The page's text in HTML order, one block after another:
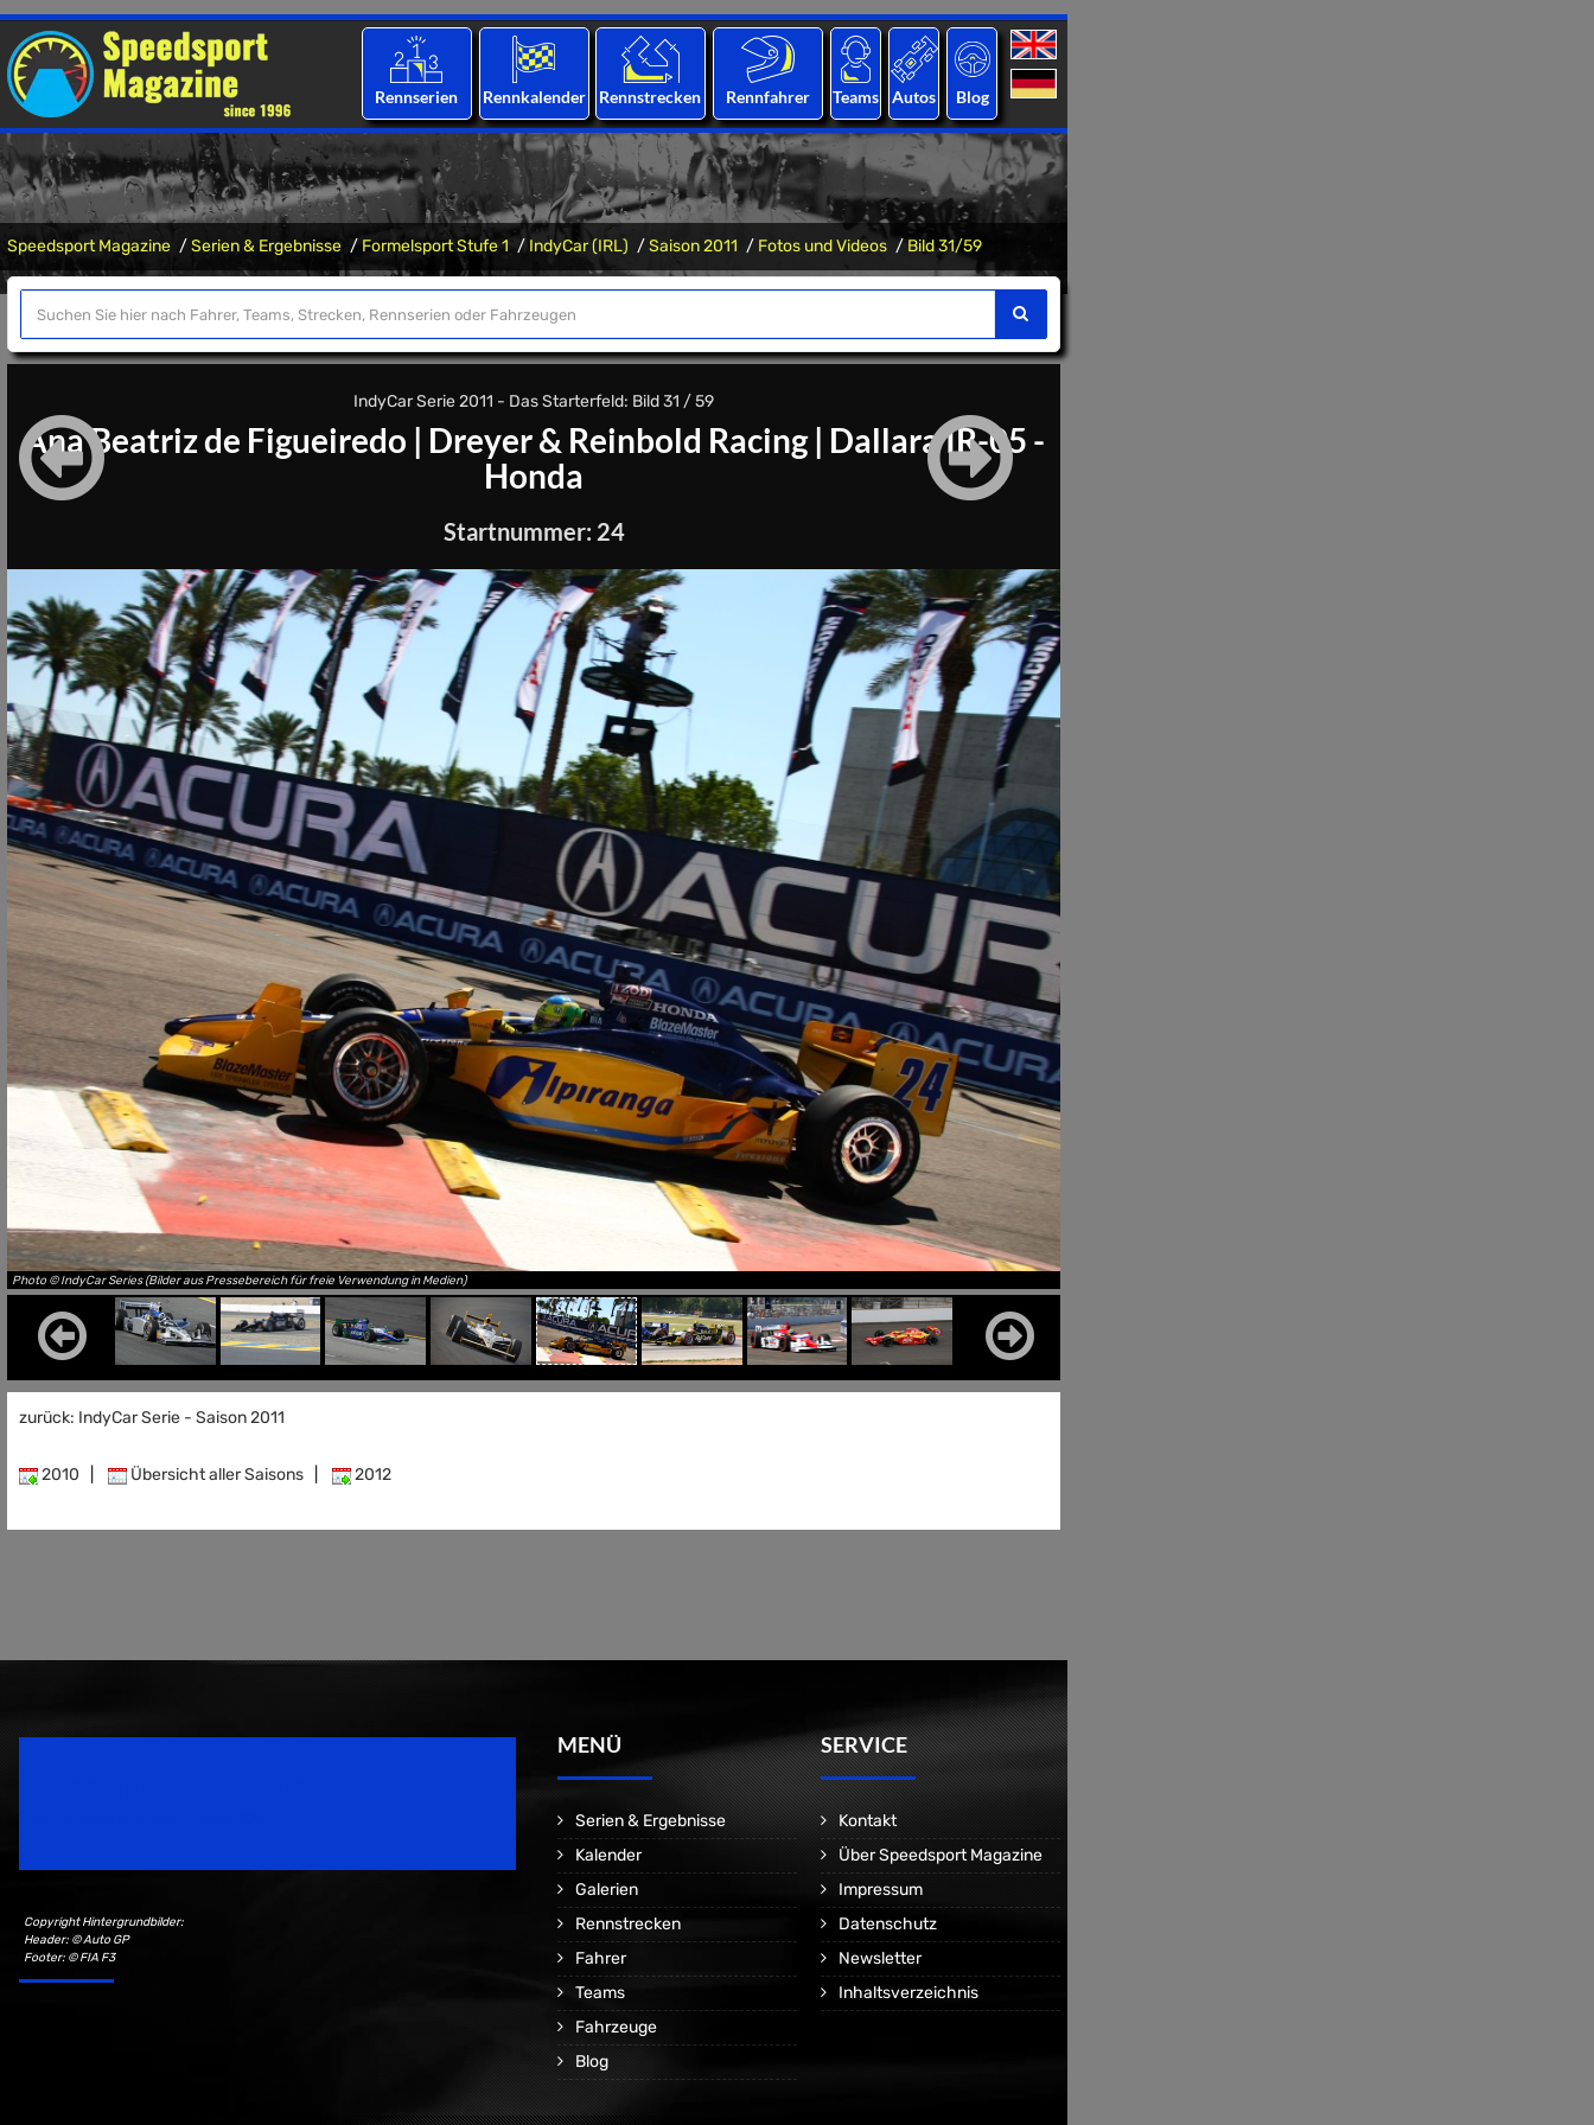
Rennserien Rennkalender Rennstrecken Rennfahrer Teams Autos Blog
Speedsport Magazine Serien & Ergebnisse Formelsport Stufe 1 IndyCar (IRL) Saison 2011 Fotos und Videos Bild 31/59
IndyCar Serie 2011 - Das Starterfeld: Bild 31 / 59
Ana Beatriz de Figueiredo | Dreyer & Reinbold Racing| Dallara IR-05 -
Honda
Startnummer: 24
Photo © IndyCar Series (Bilder aus Pressebereich für freie Verwendung in Medien)
zurück: IndyCar Serie - Saison 2011
2010 Übersicht aller Saisons 2012
Copyright Hintergrundbilder:
Header: © Auto GP
Footer: © FIA F3
MENÜ
Serien & Ergebnisse
Kalender
Galerien
Rennstrecken
Fahrer
Teams
Fahrzeuge
Blog
SERVICE
Kontakt
Über Speedsport Magazine
Impressum
Datenschutz
Newsletter
Inhaltsverzeichnis